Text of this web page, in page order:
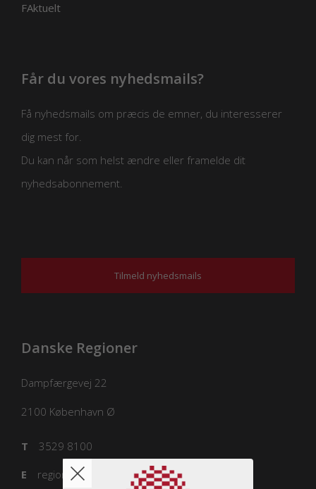
FAktuelt
Får du vores nyhedsmails?
Få nyhedsmails om præcis de emner, du interesserer
dig mest for.
Du kan når som helst ændre eller framelde dit
nyhedsabonnement.
Tilmeld nyhedsmails
Danske Regioner
Dampfærgevej 22
2100 København Ø
3529 8100
T
regioner@regioner.dk
E